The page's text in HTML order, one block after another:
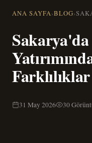
ANA SAYFA›BLOG›
Farklılıklar
31 May 2026 30